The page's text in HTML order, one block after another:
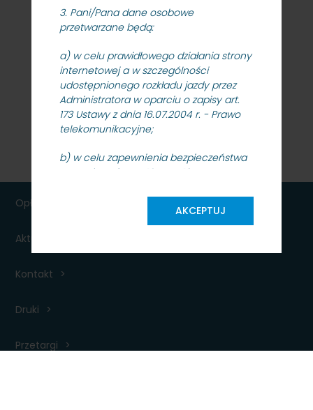
3. Pani/Pana dane osobowe
przetwarzane będą:
a) w celu prawidłowego działania strony
internetowej a w szczególności
udostępnionego rozkładu jazdy przez
Administratora w oparciu o zapisy art.
173 Ustawy z dnia 16.07.2004 r. - Prawo
telekomunikacyjne;
b) w celu zapewnienia bezpieczeństwa
na podstawie art. 18, oraz 19 Ustawy z
drogą elektroniczną;
4. Odbiorcą Pani/Pana danych
upoważnione organy kontrolne, na
przekazywane do państwa
AKCEPTUJ
Opłaty
Aktualności dla podróżnych
Kontakt
Druki
Przetargi